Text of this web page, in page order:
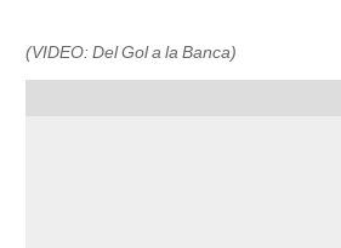
(VIDEO: Del Gol a la Banca)